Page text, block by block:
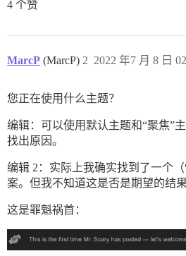
4 个赞
MarcP (MarcP) 2022 年7 月 8 日
2
您正在使用什么主题？
编辑：可以使用默认主题和“聚焦”
找出原因。
编辑 2：实际上我确实找到了一个
案。但我不知道这是否是期望的结果
这是罪魁祸首：